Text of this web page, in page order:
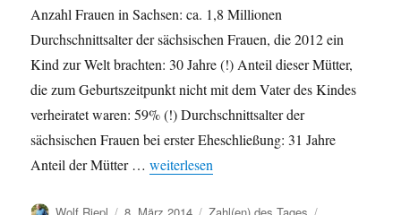
Anzahl Frauen in Sachsen: ca. 1,8 Millionen
Durchschnittsalter der sächsischen Frauen, die 2012 ein
Kind zur Welt brachten: 30 Jahre (!) Anteil dieser Mütter,
die zum Geburtszeitpunkt nicht mit dem Vater des Kindes
verheiratet waren: 59% (!) Durchschnittsalter der
sächsischen Frauen bei erster Eheschließung: 31 Jahre
Anteil der Mütter …„Zahlen aus Sachsen zum Internationalen
weiterlesen
Autor
Veröffentlicht
Kategorien